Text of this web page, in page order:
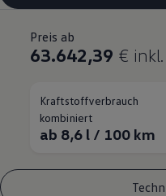
Preis ab
63.642,39 €
Kraftstoffverbrauch
kombiniert
ab 8,6 l / 100 km